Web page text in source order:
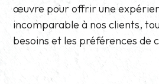
œuvre pour offrir une
incomparable à nos clients,
besoins et les préférences de